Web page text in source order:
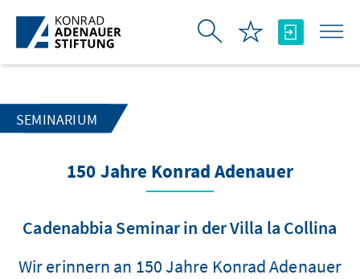
Skip to Main Content
SEMINARIUM
150 Jahre Konrad Adenauer
Cadenabbia Seminar in der Villa la Collina
Wir erinnern an 150 Jahre Konrad Adenauer